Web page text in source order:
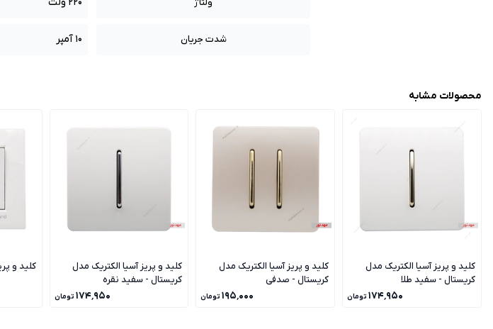
ولتاژ
شدت جریان 10 آمپر
محصولات مشابه
کلید و پریز آسیا الکتریک مدل
کریستال - سفید طلا
۱۷۴٬۹۵۰ تومان
کلید و پریز آسیا الکتریک مدل
کریستال - صدفی
۱۹۵٬۰۰۰ تومان
کلید و پریز آسیا الکتریک مدل
کریستال - سفید نقره
۱۷۴٬۹۵۰ تومان
کلید و